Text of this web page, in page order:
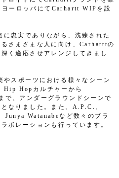
ーロッパにてCarhartt WIPを設
忠実でありながら、洗練された
さまざまな人に向け、Carharttの
く適応させアレンジしてきまし
スポーツにおける様々なシーン
Hip Hopカルチャーから
、アンダーグラウンドシーンで
なりました。また、A.P.C.、
Watanabeなど数々のブラ
ボレーションも行っています。